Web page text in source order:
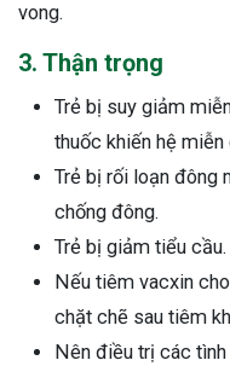
Thông Tin Cần Biết
sau sinh là tình trạng
của chị em trở nên
vong.
3. Thận trọng
Trẻ bị suy giảm
thuốc khiến hệ
Trẻ bị rối loạn đông
chống đông.
Trẻ bị giảm tiểu cầu.
Nếu tiêm vacxin
chặt chẽ sau tiêm
Nên điều trị các